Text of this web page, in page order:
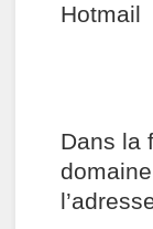
Hotmail
Dans la